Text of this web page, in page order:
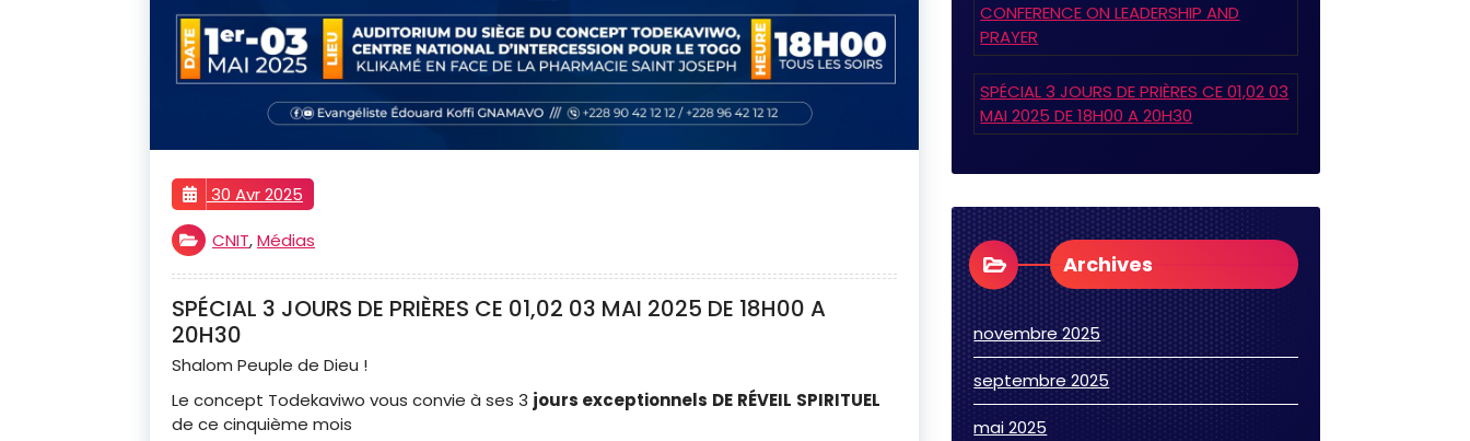
30 Avr 2025
CNIT,Médias
SPÉCIAL 3 JOURS DE PRIÈRES CE 01,02 03 MAI 2025 DE 18H00 A
20H30
Shalom Peuple de Dieu !
Le concept Todekaviwo vous convie à ses 3 jours exceptionnels DE RÉVEIL SPIRITUEL
de ce cinquième mois
CONFERENCE ON LEADERSHIP AND
PRAYER
SPÉCIAL 3 JOURS DE PRIÈRES CE 01,02 03
MAI 2025 DE 18H00 A 20H30
Archives
novembre 2025
septembre 2025
mai 2025